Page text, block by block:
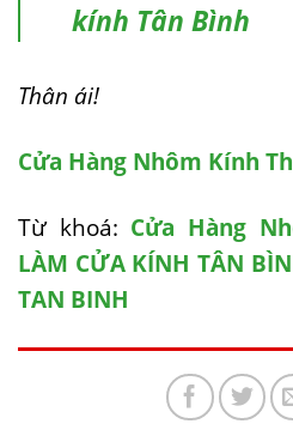
kính Tân Bình
Thân ái!
Cửa Hàng Nhôm Kính
Từ khoá: Cửa Hàng
LÀM CỬA KÍNH TÂN
TAN BINH